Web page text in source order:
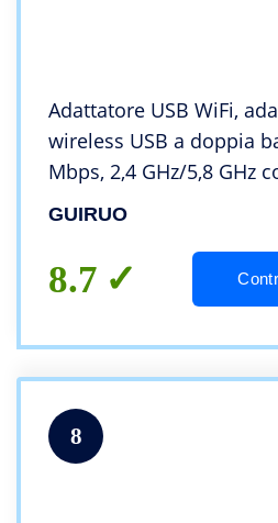
Adattatore USB WiFi,
wireless USB a doppia
Mbps, 2,4 GHz/5,8 GHz
3.0, cavo di prolunga
GUIRUO
8.7
8